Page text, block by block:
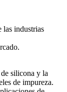
las industrias
silicona y la
de impureza.